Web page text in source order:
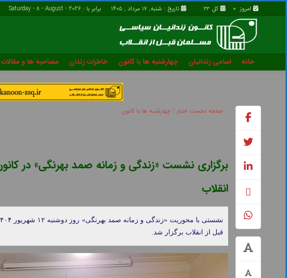
کل 33 امروز 0 تاریخ : شنبه, ۱۷ مرداد , ۱۴۰۵ برابر با : Saturday - 8 - August - 2026
خانه اسامی زندانیان چهارشنبه ها با کانون خاطرات زندان مصاحبه ها و مقالات
اسامی زندانیان
قوانین و مصوبات
صفحه نخست اخبار / چهارشنبه ها با کانون
برگزاری نشست «زندگی و زمانه صمد بهرنگی» در
انقلاب
قبل از انقلاب برگزار شد.